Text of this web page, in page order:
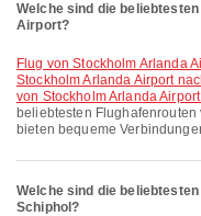
Welche sind die
Airport?
Flug von Stockholm Arlanda
Stockholm Arlanda Airport
von Stockholm Arlanda
beliebtesten
bieten bequeme
Welche sind die
Schiphol?